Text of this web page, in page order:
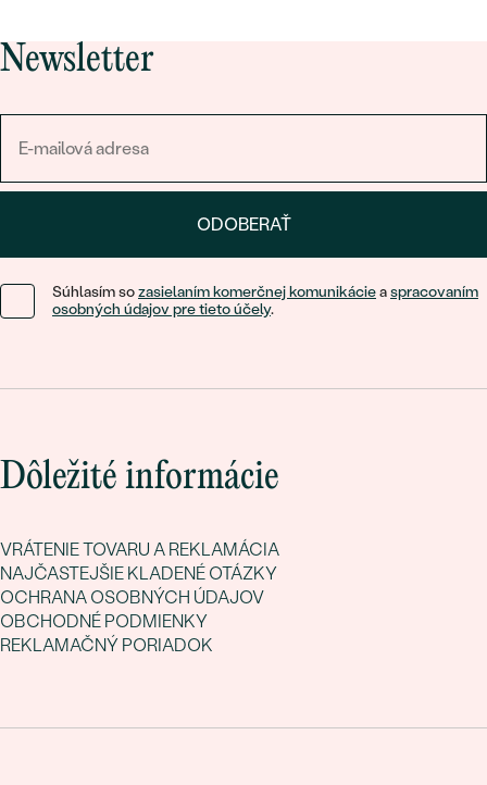
Newsletter
ODOBERAŤ
Súhlasím sozasielaním komerčnej komunikácieaspracovaním
osobných údajov pre tieto účely.
Dôležité informácie
VRÁTENIE TOVARU A REKLAMÁCIA
NAJČASTEJŠIE KLADENÉ OTÁZKY
OCHRANA OSOBNÝCH ÚDAJOV
OBCHODNÉ PODMIENKY
REKLAMAČNÝ PORIADOK